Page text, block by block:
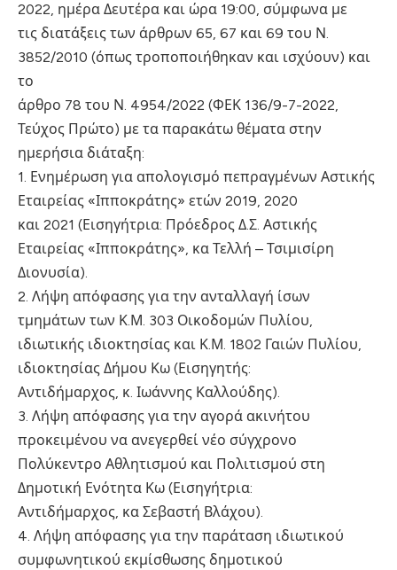
2022, ημέρα Δευτέρα και ώρα 19:00, σύμφωνα με
τις διατάξεις των άρθρων 65, 67 και 69 του Ν.
3852/2010 (όπως τροποποιήθηκαν και ισχύουν) και
το
άρθρο 78 του Ν. 4954/2022 (ΦΕΚ 136/9-7-2022,
Τεύχος Πρώτο) με τα παρακάτω θέματα στην
ημερήσια διάταξη:
1. Ενημέρωση για απολογισμό πεπραγμένων Αστικής
Εταιρείας «Ιπποκράτης» ετών 2019, 2020
και 2021 (Εισηγήτρια: Πρόεδρος Δ.Σ. Αστικής
Εταιρείας «Ιπποκράτης», κα Τελλή – Τσιμισίρη
Διονυσία).
2. Λήψη απόφασης για την ανταλλαγή ίσων
τμημάτων των Κ.Μ. 303 Οικοδομών Πυλίου,
ιδιωτικής ιδιοκτησίας και Κ.Μ. 1802 Γαιών Πυλίου,
ιδιοκτησίας Δήμου Κω (Εισηγητής:
Αντιδήμαρχος, κ. Ιωάννης Καλλούδης).
3. Λήψη απόφασης για την αγορά ακινήτου
προκειμένου να ανεγερθεί νέο σύγχρονο
Πολύκεντρο Αθλητισμού και Πολιτισμού στη
Δημοτική Ενότητα Κω (Εισηγήτρια:
Αντιδήμαρχος, κα Σεβαστή Βλάχου).
4. Λήψη απόφασης για την παράταση ιδιωτικού
συμφωνητικού εκμίσθωσης δημοτικού